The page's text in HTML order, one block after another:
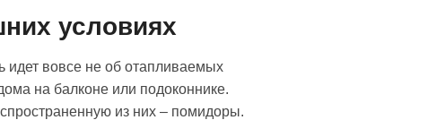
условиях
вовсе не об отапливаемых
на балконе или подоконнике.
из них – помидоры.